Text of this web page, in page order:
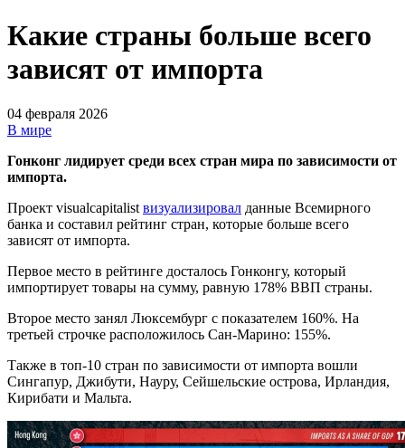
Какие страны больше всего
зависят от импорта
04 февраля 2026
В мире
Гонконг лидирует среди всех стран мира по зависимости от
импорта.
Проект visualcapitalist визуализировал данные Всемирного
банка и составил рейтинг стран, которые больше всего
зависят от импорта.
Первое место в рейтинге досталось Гонконгу, который
импортирует товары на сумму, равную 178% ВВП страны.
Второе место занял Люксембург с показателем 160%. На
третьей строчке расположилось Сан-Марино: 155%.
Также в топ-10 стран по зависимости от импорта вошли
Сингапур, Джибути, Науру, Сейшельские острова, Ирландия,
Кирибати и Мальта.